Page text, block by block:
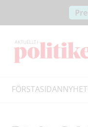
innehållet
headern
FÖRSTASIDAN